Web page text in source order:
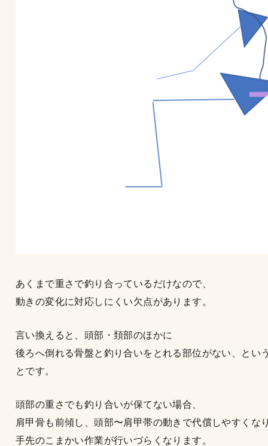
あくまで重さで釣り合っているだけなので、
動きの変化に対応しにくい欠点があります。
言い換えると、頭部・頚部のほかに
後ろへ倒れる骨盤と釣り合いをとれる部位がない、とい
とです。
頭部の重さでも釣り合いが保てない場合、
肩甲骨も前傾し、頭部〜肩甲帯の動きで代償しやすくな
手先のこまかい作業が行いづらくなります。